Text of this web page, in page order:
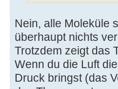
Nein, alle Moleküle
überhaupt nichts
Trotzdem zeigt das
Wenn du die Luft
Druck bringst (das